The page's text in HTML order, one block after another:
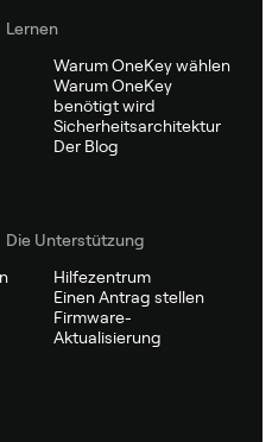
Lernen
Warum OneKey wählen
Warum OneKey
benötigt wird
Sicherheitsarchitektur
Der Blog
Die Unterstützung
Hilfezentrum
Einen Antrag stellen
Firmware-
Aktualisierung